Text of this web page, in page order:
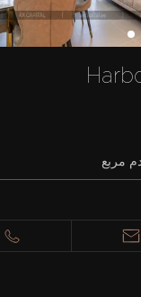
مربع